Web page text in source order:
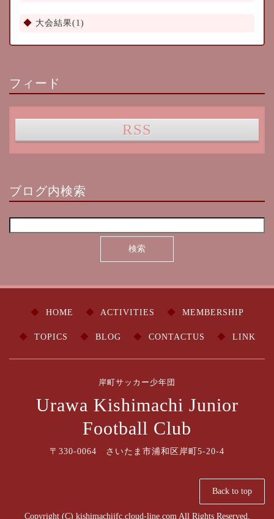
大会結果(1)
フィード
RSS
ブログ内検索
HOME ACTIVITIES MEMBERSHIP
TOPICS BLOG CONTACTUS LINK
岸町サッカー少年団
Urawa Kishimachi Junior
Football Club
〒330-0064 さいたま市浦和区岸町5-20-4
Back to top
Copyright (C) kishimachijfc.cloud-line.com All Rights Reserved.